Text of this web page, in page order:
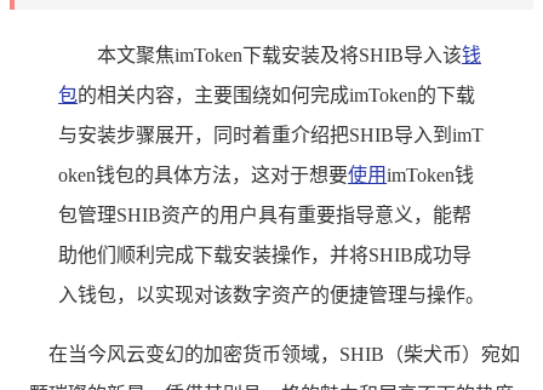
本文聚焦imToken下载安装及将SHIB导入该钱
包的相关内容，主要围绕如何完成imToken的下载
与安装步骤展开，同时着重介绍把SHIB导入到imT
oken钱包的具体方法，这对于想要使用imToken钱
包管理SHIB资产的用户具有重要指导意义，能帮
助他们顺利完成下载安装操作，并将SHIB成功导
入钱包，以实现对该数字资产的便捷管理与操作。
在当今风云变幻的加密货币领域，SHIB（柴犬币）宛如